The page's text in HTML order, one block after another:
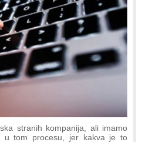
stranih kompanija, ali imamo
u tom procesu, jer kakva je to